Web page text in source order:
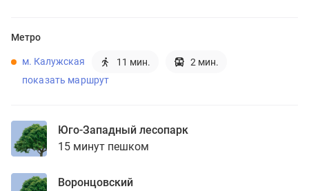
Метро
м. Калужская 11 мин.
2 мин.
показать маршрут
Юго-Западный лесопарк
15 минут пешком
Воронцовский